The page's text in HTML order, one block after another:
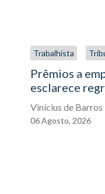
Trabalhista
Prêmios a
esclarece
Vinícius de Barros
06Agosto, 2026